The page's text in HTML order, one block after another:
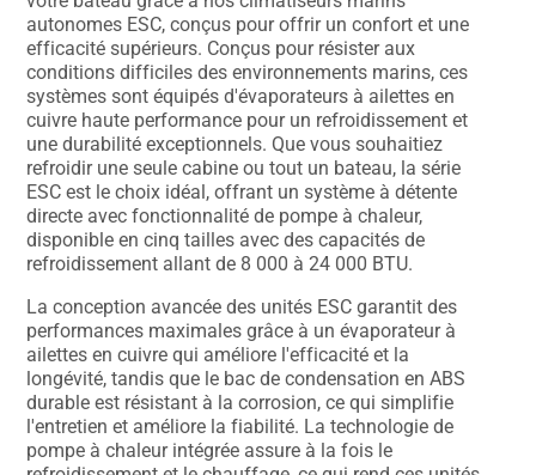
autonomes ESC, conçus pour offrir un confort et une
efficacité supérieurs. Conçus pour résister aux
conditions difficiles des environnements marins, ces
systèmes sont équipés d'évaporateurs à ailettes en
cuivre haute performance pour un refroidissement et
une durabilité exceptionnels. Que vous souhaitiez
refroidir une seule cabine ou tout un bateau, la série
ESC est le choix idéal, offrant un système à détente
directe avec fonctionnalité de pompe à chaleur,
disponible en cinq tailles avec des capacités de
refroidissement allant de 8 000 à 24 000 BTU.
La conception avancée des unités ESC garantit des
performances maximales grâce à un évaporateur à
ailettes en cuivre qui améliore l'efficacité et la
longévité, tandis que le bac de condensation en ABS
durable est résistant à la corrosion, ce qui simplifie
l'entretien et améliore la fiabilité. La technologie de
pompe à chaleur intégrée assure à la fois le